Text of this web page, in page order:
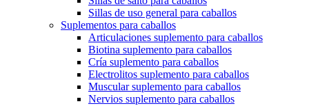
Sillas de uso general para caballos
Suplementos para caballos
Articulaciones suplemento para caballos
Biotina suplemento para caballos
Cría suplemento para caballos
Electrolitos suplemento para caballos
Muscular suplemento para caballos
Nervios suplemento para caballos